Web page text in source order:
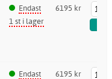
Endast
1 st i lager
6195 kr
Endast
6195 kr